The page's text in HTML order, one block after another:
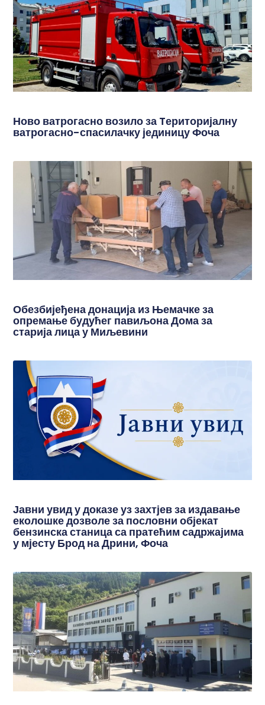
Ново ватрогасно возило за Tериторијалну
ватрогасно-спасилачку јединицу Фоча
Обезбијеђена донација из Њемачке за
опремање будућег павиљона Дома за
старија лица у Миљевини
Јавни увид у доказе уз захтјев за издавање
еколошке дозволе за пословни објекат
бензинска станица са пратећим садржајима
у мјесту Брод на Дрини, Фоча